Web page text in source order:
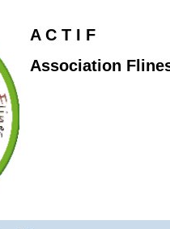
A C T I F
Association